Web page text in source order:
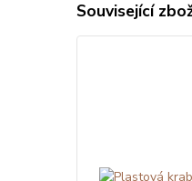
Související